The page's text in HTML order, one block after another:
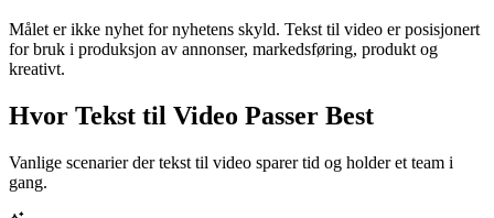
Målet er ikke nyhet for nyhetens skyld. Tekst til video er posisjonert
for bruk i produksjon av annonser, markedsføring, produkt og
kreativt.
Hvor Tekst til Video Passer Best
Vanlige scenarier der tekst til video sparer tid og holder et team i
gang.